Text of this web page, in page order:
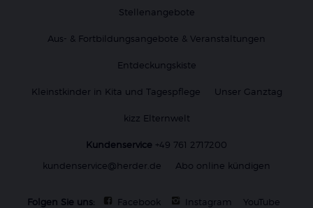
Stellenangebote
Aus- & Fortbildungsangebote & Veranstaltungen
Entdeckungskiste
Kleinstkinder in Kita und Tagespflege Unser Ganztag
kizz Elternwelt
Kundenservice +49 761 2717200
kundenservice@herder.de
Abo online kündigen
Folgen Sie uns: Facebook Instagram YouTube